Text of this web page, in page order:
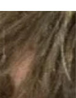
(עטים, טיפקס,
מוכנים. בהצלחה
ותרגולים חדש חדש
2026 חינם!!!!
כל המידע שאתם